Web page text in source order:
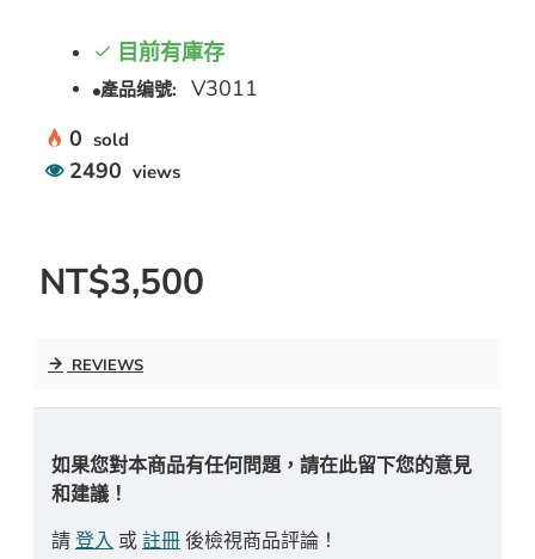
目前有庫存
產品编號:
V3011
0 sold
2490 views
NT$3,500
REVIEWS
如果您對本商品有任何問題，請在此留下您的意見
和建議！
請登入 或註冊後檢視商品評論！